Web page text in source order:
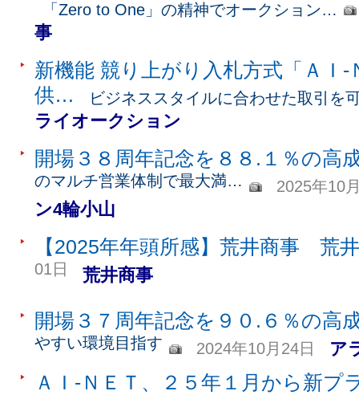
「Zero to One」の精神でオークション…
事
新機能 競り上がり入札方式「ＡＩ-
供… ビジネススタイルに合わせた取引を
ライオークション
開場３８周年記念を８８.１％の高
のマルチ営業体制で最大満… 2025年10
ン4輪小山
【2025年年頭所感】荒井商事 荒
01日 荒井商事
開場３７周年記念を９０.６％の高
やすい環境目指す 2024年10月24日 ア
ＡＩ-ＮＥＴ、２５年１月から新プ